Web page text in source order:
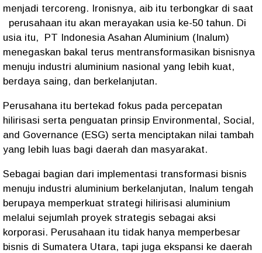
menjadi tercoreng. Ironisnya, aib itu terbongkar di saat
perusahaan itu akan merayakan usia ke-50 tahun. Di
usia itu,
PT Indonesia Asahan Aluminium (Inalum)
menegaskan bakal terus mentransformasikan bisnisnya
menuju industri aluminium nasional yang lebih kuat,
berdaya saing, dan berkelanjutan.
Perusahana itu bertekad fokus pada percepatan
hilirisasi serta penguatan prinsip Environmental, Social,
and Governance (ESG) serta menciptakan nilai tambah
yang lebih luas bagi daerah dan masyarakat.
Sebagai bagian dari implementasi transformasi bisnis
menuju industri aluminium berkelanjutan, Inalum tengah
berupaya memperkuat strategi hilirisasi aluminium
melalui sejumlah proyek strategis sebagai aksi
korporasi. Perusahaan itu tidak hanya memperbesar
bisnis di Sumatera Utara, tapi juga ekspansi ke daerah